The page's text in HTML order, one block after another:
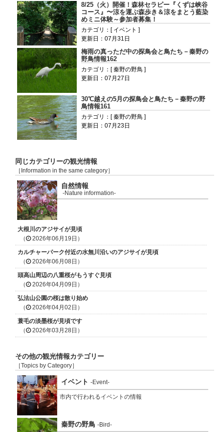
8/25（火）開催！森林セラピー『くずは峡谷
コース』〜涼を運ぶ森歩き＆涼をまとう藍染
めミニ体験～参加者募集！
カテゴリ：[ イベント ]
更新日：07月31日
梅雨の真っただ中の探鳥会と鳥たち－秦野の
野鳥情報162
カテゴリ：[ 秦野の野鳥 ]
更新日：07月27日
30℃越えの5月の探鳥会と鳥たち－秦野の野
鳥情報161
カテゴリ：[ 秦野の野鳥 ]
更新日：07月23日
同じカテゴリーの観光情報
［Information in the same category］
自然情報
-Nature information-
大根川のアジサイが見頃
（
2026年06月19日）
カルチャーパーク付近の水無川沿いのアジサイが見頃
（
2026年06月08日）
頭高山周辺の八重桜がもうすぐ見頃
（
2026年04月09日）
弘法山公園の桜は散り始め
（
2026年04月02日）
蓑毛の淡墨桜が見頃です
（
2026年03月28日）
その他の観光情報カテゴリー
［Topics by Category］
イベント -Event-
市内で行われるイベントの情報
秦野の野鳥 -Bird-